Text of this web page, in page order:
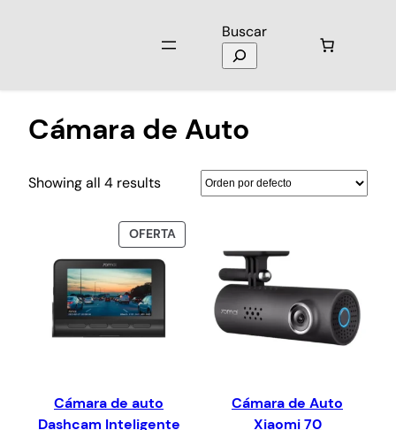
Buscar
Cámara de Auto
Showing all 4 results
OFERTA
Cámara de auto
Dashcam Inteligente
Cámara de Auto
Xiaomi 70